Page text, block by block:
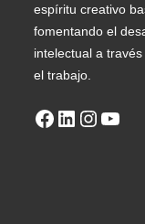
espíritu creativo
fomentando el
intelectual a
el trabajo.
Facebook LinkedIn Instagram YouTube